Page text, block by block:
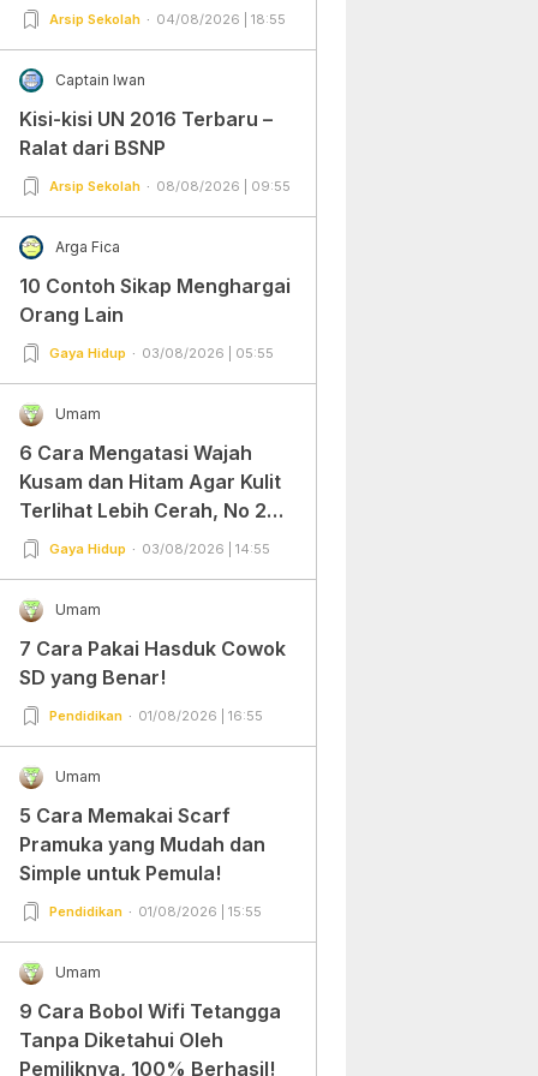
Arsip Sekolah 04/08/2026 | 18:55
Captain Iwan
Kisi-kisi UN 2016 Terbaru –
Ralat dari BSNP
Arsip Sekolah 08/08/2026 | 09:55
Arga Fica
10 Contoh Sikap Menghargai
Orang Lain
Gaya Hidup 03/08/2026 | 05:55
Umam
6 Cara Mengatasi Wajah
Kusam dan Hitam Agar Kulit
Terlihat Lebih Cerah, No 2
Gampang Banget dan Mudah
Gaya Hidup 03/08/2026 | 14:55
Umam
7 Cara Pakai Hasduk Cowok
SD yang Benar!
Pendidikan 01/08/2026 | 16:55
Umam
5 Cara Memakai Scarf
Pramuka yang Mudah dan
Simple untuk Pemula!
Pendidikan 01/08/2026 | 15:55
Umam
9 Cara Bobol Wifi Tetangga
Tanpa Diketahui Oleh
Pemiliknya, 100% Berhasil!